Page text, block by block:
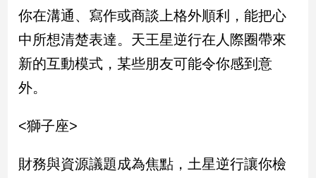
樂
樂
星
聞
流
行/
尚
你在溝通、寫作或商談上格外順利，能把心
中所想清楚表達。天王星逆行在人際圈帶來
新的互動模式，某些朋友可能令你感到意
外。
<獅子座>
財務與資源議題成為焦點，土星逆行讓你檢